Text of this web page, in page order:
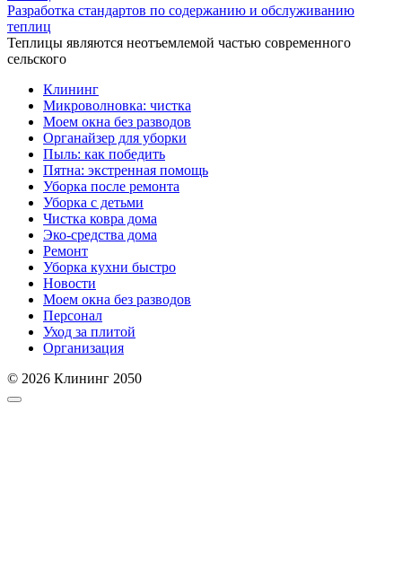
Разработка стандартов по содержанию и обслуживанию
теплиц
Теплицы являются неотъемлемой частью современного
сельского
Клининг
Микроволновка: чистка
Моем окна без разводов
Органайзер для уборки
Пыль: как победить
Пятна: экстренная помощь
Уборка после ремонта
Уборка с детьми
Чистка ковра дома
Эко-средства дома
Ремонт
Уборка кухни быстро
Новости
Моем окна без разводов
Персонал
Уход за плитой
Организация
© 2026 Клининг 2050